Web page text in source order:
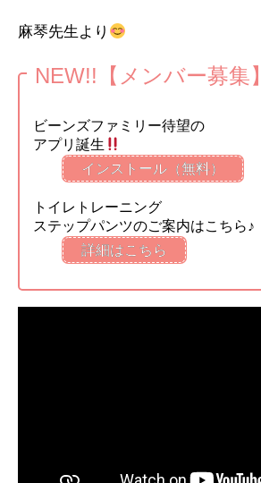
麻琴先生より
NEW!!【メンバー募集】
ビーンズファミリー待望の
アプリ誕生
インストール（無料）
トイレトレーニング
ステップパンツのご案内はこちら♪
詳細はこちら